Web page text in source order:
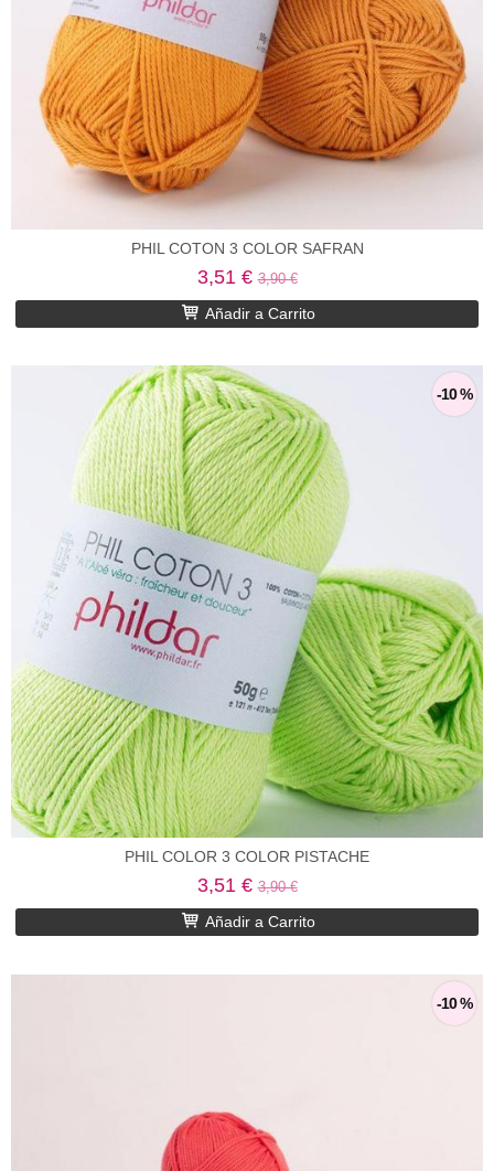
PHIL COTON 3 COLOR SAFRAN
3,51 €3,90 €
Añadir a Carrito
-10 %
PHIL COLOR 3 COLOR PISTACHE
3,51 €3,90 €
Añadir a Carrito
-10 %